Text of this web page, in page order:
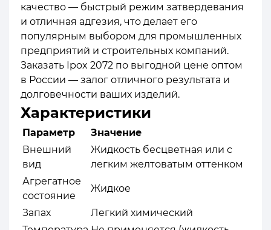
качество — быстрый режим затвердевания
и отличная адгезия, что делает его
популярным выбором для промышленных
предприятий и строительных компаний.
Заказать Ipox 2072 по выгодной цене оптом
в России — залог отличного результата и
долговечности ваших изделий.
Характеристики
Параметр
Значение
Внешний
вид
Жидкость бесцветная или с
легким желтоватым оттенком
Агрегатное
состояние
Жидкое
Запах
Легкий химический